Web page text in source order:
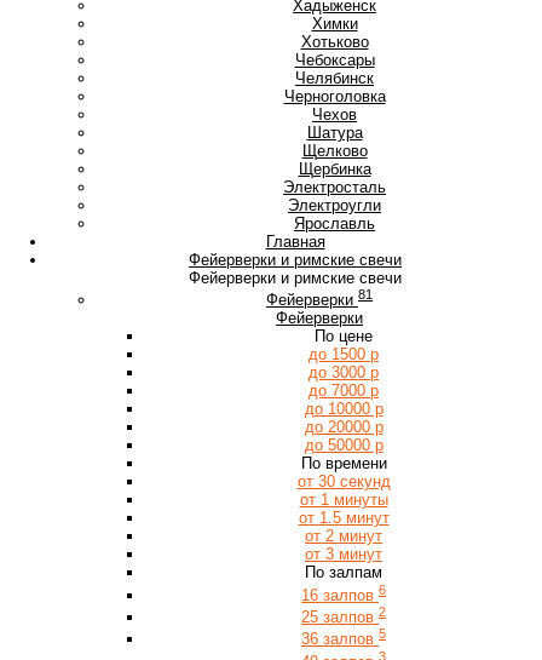
Хадыженск
Химки
Хотьково
Чебоксары
Челябинск
Черноголовка
Чехов
Шатура
Щелково
Щербинка
Электросталь
Электроугли
Ярославль
Главная
Фейерверки и римские свечи
Фейерверки и римские свечи
Фейерверки 81
Фейерверки
По цене
до 1500 р
до 3000 р
до 7000 р
до 10000 р
до 20000 р
до 50000 р
По времени
от 30 секунд
от 1 минуты
от 1.5 минут
от 2 минут
от 3 минут
По залпам
16 залпов 6
25 залпов 2
36 залпов 5
3